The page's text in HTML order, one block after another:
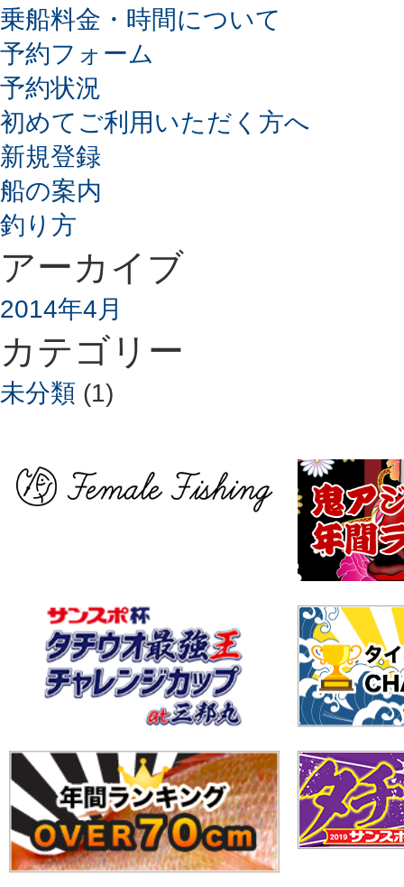
乗船料金・時間について
予約フォーム
予約状況
初めてご利用いただく方へ
新規登録
船の案内
釣り方
アーカイブ
2014年4月
カテゴリー
未分類 (1)